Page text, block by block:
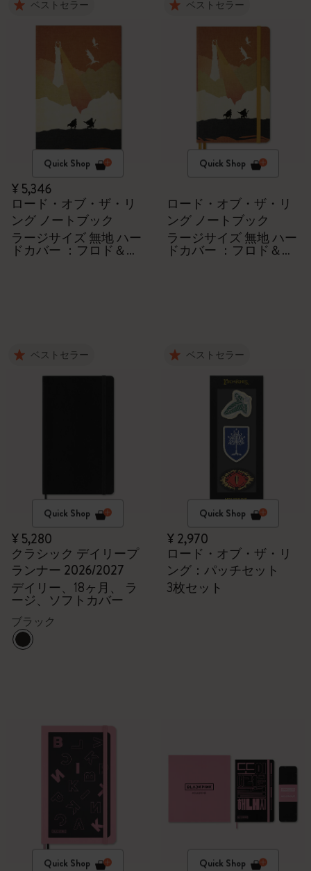
ベストセラー
Quick Shop
¥ 5,346
ロード・オブ・ザ・リ
ング ノートブック
ラージサイズ 無地 ハー
ドカバー ：フロド＆サ
ベストセラー
Quick Shop
ロード・オブ・ザ・リ
ング ノートブック
ラージサイズ 無地 ハー
ドカバー ：フロド＆サ
ベストセラー
Quick Shop
¥ 5,280
クラシック デイリープ
ランナー 2026/2027
デイリー、18ヶ月、 ラ
ージ、ソフトカバー
ブラック
ベストセラー
Quick Shop
¥ 2,970
ロード・オブ・ザ・リ
ング：パッチセット
3枚セット
Quick Shop Quick Shop